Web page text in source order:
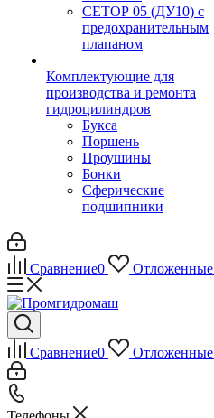
CЕТОР 05 (ДУ10) с
предохранительным
плапаном
Комплектующие для
производства и ремонта
гидроцилиндров
Букса
Поршень
Проушины
Бонки
Сферические
подшипники
Сравнение0 Отложенные
Сравнение0 Отложенные